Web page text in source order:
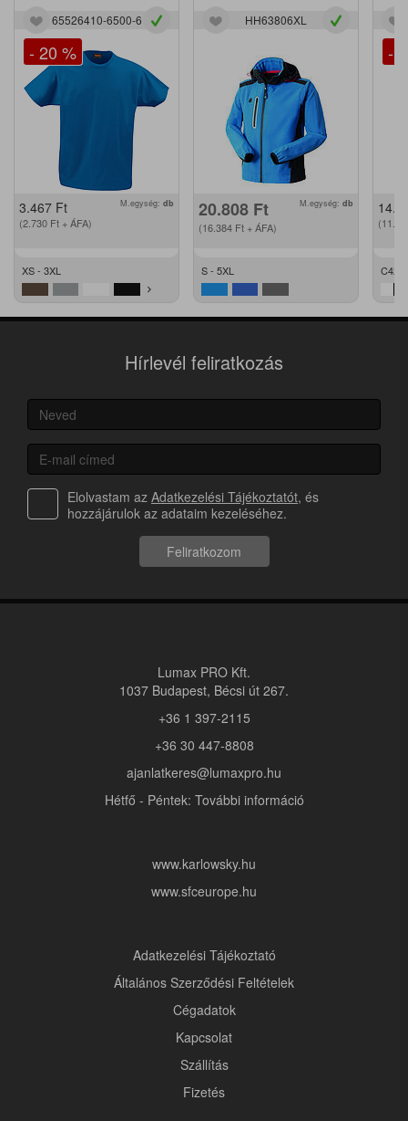
65526410-6500-6
- 20 %
3.467 Ft
(2.730 Ft + ÁFA)
M.egység: db
XS - 3XL
HH63806XL
20.808 Ft
(16.384 Ft + ÁFA)
M.egység: db
S - 5XL
-
C42 -
Hírlevél feliratkozás
Elolvastam az Adatkezelési Tájékoztatót, és
hozzájárulok az adataim kezeléséhez.
Feliratkozom
Lumax PRO Kft.
1037 Budapest, Bécsi út 267.
+36 1 397-2115
+36 30 447-8808
ajanlatkeres@lumaxpro.hu
Hétfő - Péntek: További információ
www.karlowsky.hu
www.sfceurope.hu
Adatkezelési Tájékoztató
Általános Szerződési Feltételek
Cégadatok
Kapcsolat
Szállítás
Fizetés